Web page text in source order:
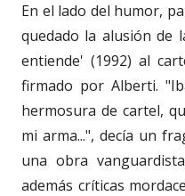
En el lado del humor,
quedado la alusión de
entiende' (1992) al
firmado por Alberti.
hermosura de cartel,
mi arma...", decía un
una obra
además críticas